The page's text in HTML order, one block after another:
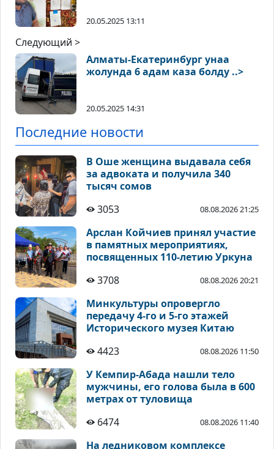
20.05.2025 13:11
Следующий >
Алматы-Екатеринбург унаа
жолунда 6 адам каза болду ..>
20.05.2025 14:31
Последние новости
В Оше женщина выдавала себя
за адвоката и получила 340
тысяч сомов
3053
08.08.2026 21:25
Арслан Койчиев принял участие
в памятных мероприятиях,
посвященных 110-летию Уркуна
3708
08.08.2026 20:21
Минкультуры опровергло
передачу 4-го и 5-го этажей
Исторического музея Китаю
4423
08.08.2026 11:50
У Кемпир-Абада нашли тело
мужчины, его голова была в 600
метрах от туловища
6474
08.08.2026 11:40
На ледниковом комплексе